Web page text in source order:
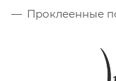
Проклеенные